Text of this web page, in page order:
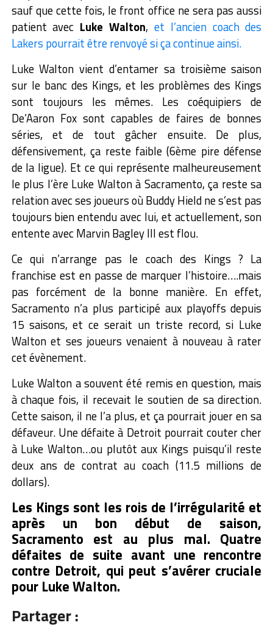
sauf que cette fois, le front office ne sera pas aussi
patient avec Luke Walton, et l’ancien coach des
Lakers pourrait être renvoyé si ça continue ainsi.
Luke Walton vient d’entamer sa troisième saison
sur le banc des Kings, et les problèmes des Kings
sont toujours les mêmes. Les coéquipiers de
De’Aaron Fox sont capables de faires de bonnes
séries, et de tout gâcher ensuite. De plus,
défensivement, ça reste faible (6ème pire défense
de la ligue). Et ce qui représente malheureusement
le plus l’ère Luke Walton à Sacramento, ça reste sa
relation avec ses joueurs où Buddy Hield ne s’est pas
toujours bien entendu avec lui, et actuellement, son
entente avec Marvin Bagley III est flou.
Ce qui n’arrange pas le coach des Kings ? La
franchise est en passe de marquer l’histoire….mais
pas forcément de la bonne manière. En effet,
Sacramento n’a plus participé aux playoffs depuis
15 saisons, et ce serait un triste record, si Luke
Walton et ses joueurs venaient à nouveau à rater
cet évènement.
Luke Walton a souvent été remis en question, mais
à chaque fois, il recevait le soutien de sa direction.
Cette saison, il ne l’a plus, et ça pourrait jouer en sa
défaveur. Une défaite à Detroit pourrait couter cher
à Luke Walton…ou plutôt aux Kings puisqu’il reste
deux ans de contrat au coach (11.5 millions de
dollars).
Les Kings sont les rois de l’irrégularité et
après un bon début de saison,
Sacramento est au plus mal. Quatre
défaites de suite avant une rencontre
contre Detroit, qui peut s’avérer cruciale
pour Luke Walton.
Partager :